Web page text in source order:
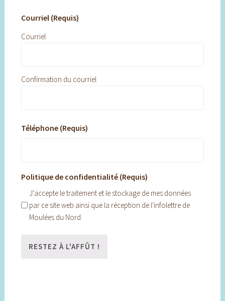
Courriel (Requis)
Courriel
Confirmation du courriel
Téléphone (Requis)
Politique de confidentialité (Requis)
J'accepte le traitement et le stockage de mes données
par ce site web ainsi que la réception de l'infolettre de
Moulées du Nord.